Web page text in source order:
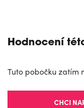
Hodnocení
Tuto pobočku zatím
CHCI